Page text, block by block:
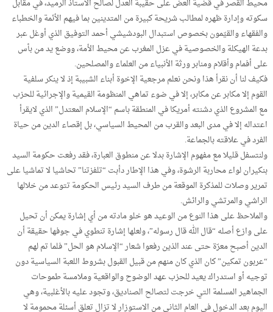
محيط القصر في قضية العض على حقيبة العدل لصالح الأستاذ الرميد، في مقابل
سكوته وإدارة ظهره لمطالب شريحة كبيرة من المتدينين بما فيهم الأئمة والخطباء
والفقهاء والقيّمون بخصوص استبدال البودشيشي أحمد التوفيق الذي أوغل عبر
بدعة الهيكلة والخصوصية في عزل المغرب عن محيط الأمة، ووضع يد من بأس
على أفمام وأقلام ومنابر ورثة الأنبياء من العلماء والمصلحين.
فكيف لنا أن نقرأ هذا ونحن نعلم مرجعية الإخوة أبناء الشبيبة إذ لا ينكر سلفية
القوم إلا مكابر عن مكابر، إلا في ضوء تماهي المنظومة القيمية والإجرائية للحزب
مع المشروع الذي دشنته أمريكا في المنطقة باسم “الإسلام المعتدل” الذي لايقرأ
اعتداله إلا في مدى البعد والقرب من المحيط السياسي، بل إقصاء الدين من حياة
الفرد في علاقته بالجماعة.
ولنتسفل قليلا مع مفهوم الإشارة بدلا عن منطوق العبارة، فقد رفعت حكومة السيد
بنكيران لواء محاربة الرشوة، وفي هذا الإطار دأبت “تلفزتنا” تحاشيا لا تماشيا على
تمرير وصلات للمذكرة الموقعة من طرف السيد رئيس الحكومة تتوعد من خلالها
الراشي والمرتشي والرائش.
والملاحظ على هذا النوع من الوعيد هو خلو مادته من أي إشارة يمكن أن تحيل
على وازع أصله “قال الله قال رسوله”، ولعلها إشارة تنطوي في جوفها حقيقة أن
الدين أصبح معرّة حتى عند الذين رفعوا شعار “الإسلام هو الحل” فلما تم لهم
“عربون تمكين” كان الذي كان منهم من قبيل القبول بشروط اللعبة السياسية دون
توجيه أو استدراك يعيد للحزب عهد الوضوح والواقعية وملامسة طموحات
الجماهير المسلمة التي خرجت لتصالح الصناديق، وتجود عليه بالأغلبية، وهي
اليوم بعد الدخول في العام الثاني من الاستوزار لا تزال تعلق أسئلة محمومة لا